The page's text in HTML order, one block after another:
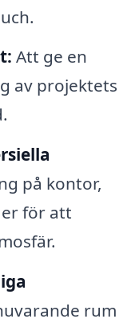
Att ge en
av projektets
på kontor,
för att
rum